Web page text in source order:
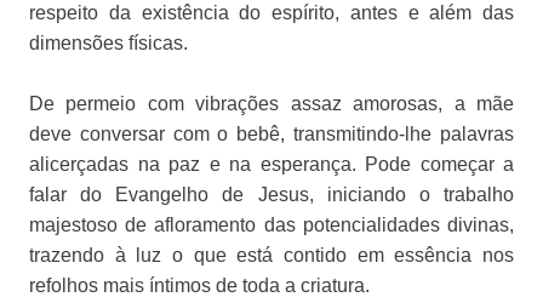
respeito da existência do espírito, antes e além das
dimensões físicas.
De permeio com vibrações assaz amorosas, a mãe
deve conversar com o bebê, transmitindo-lhe palavras
alicerçadas na paz e na esperança. Pode começar a
falar do Evangelho de Jesus, iniciando o trabalho
majestoso de afloramento das potencialidades divinas,
trazendo à luz o que está contido em essência nos
refolhos mais íntimos de toda a criatura.